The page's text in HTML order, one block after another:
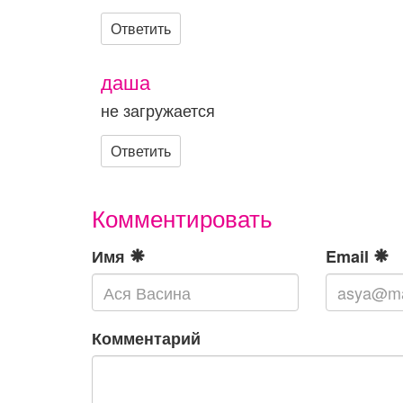
Ответить
даша
не загружается
Ответить
Комментировать
Имя Email
Комментарий